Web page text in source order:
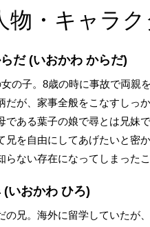
物・キャラク
だ(いおかわ からだ)
の子。8歳の時に事故で両親
だが、家事全般をこなすしっ
である葉子の娘で尋とは兄妹
兄を自由にしてあげたいと密
らない存在になってしまった
(いおかわ ひろ)
の兄。海外に留学していたが